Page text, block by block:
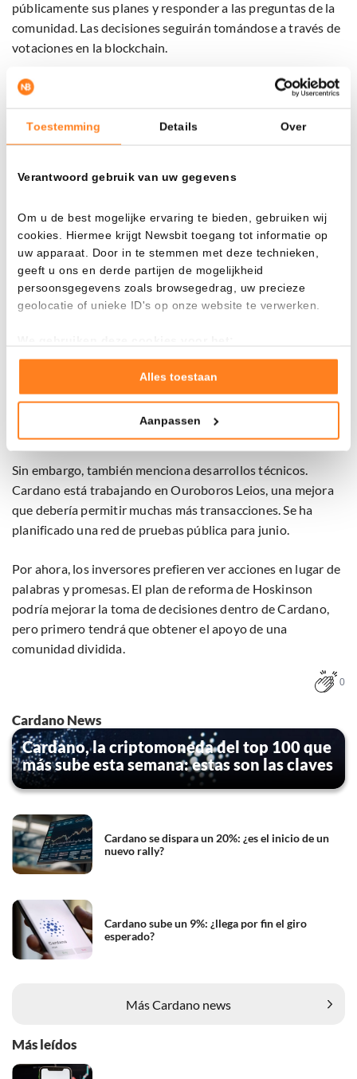
Toestemming Details Over
Verantwoord gebruik van uw gegevens
Om u de best mogelijke ervaring te bieden, gebruiken wij
cookies. Hiermee krijgt Newsbit toegang tot informatie op
uw apparaat. Door in te stemmen met deze technieken,
geeft u ons en derde partijen de mogelijkheid
persoonsgegevens zoals browsegedrag, uw precieze
geolocatie of unieke ID's op onze website te verwerken.
Goed laten functioneren van deze website
Verzamelen van gebruiksstatistieken
Tonen en meten van relevante advertenties
Klik hieronder om ons toestemming te geven om deze
bezwaar tegen bedrijven die persoonsgegevens verwerken
op basis van gerechtvaardigd belang. U kunt uw privacy-
instellingen te allen tijde inzien en bijwerken door op de
tekst 'cookies' te klikken onderaan de pagina. Voor meer
Alles toestaan
Aanpassen
públicamente sus planes y responder a las preguntas de la
comunidad. Las decisiones seguirán tomándose a través de
votaciones en la blockchain.
El precio de ADA sigue bajo presión
Los planes llegan en un momento difícil para Cardano. La
mientras que varios representantes se han retirado de la
cumbre de Cardano no obtuvo suficiente apoyo.
Mientras tanto, elprecio de ADAsigue débil. La moneda
caídoconsiderablemente y se encuentra cerca de los
niveles más bajos de los últimos años. El antiguo soporte de
alrededor de 0,23 dólares ahora representa un obstáculo
«Por supuesto, me importa el precio de ADA. El precio de
Sin embargo, también menciona desarrollos técnicos.
Cardano está trabajando en Ouroboros Leios, una mejora
que debería permitir muchas más transacciones. Se ha
planificado una red de pruebas pública para junio.
Por ahora, los inversores prefieren ver acciones en lugar de
palabras y promesas. El plan de reforma de Hoskinson
podría mejorar la toma de decisiones dentro de Cardano,
pero primero tendrá que obtener el apoyo de una
comunidad dividida.
0
Cardano News
Cardano, la criptomoneda del top 100 que
más sube esta semana: estas son las claves
Cardano se dispara un 20%: ¿es el inicio de un
nuevo rally?
Cardano sube un 9%: ¿llega por fin el giro
esperado?
Más Cardano news
Más leídos